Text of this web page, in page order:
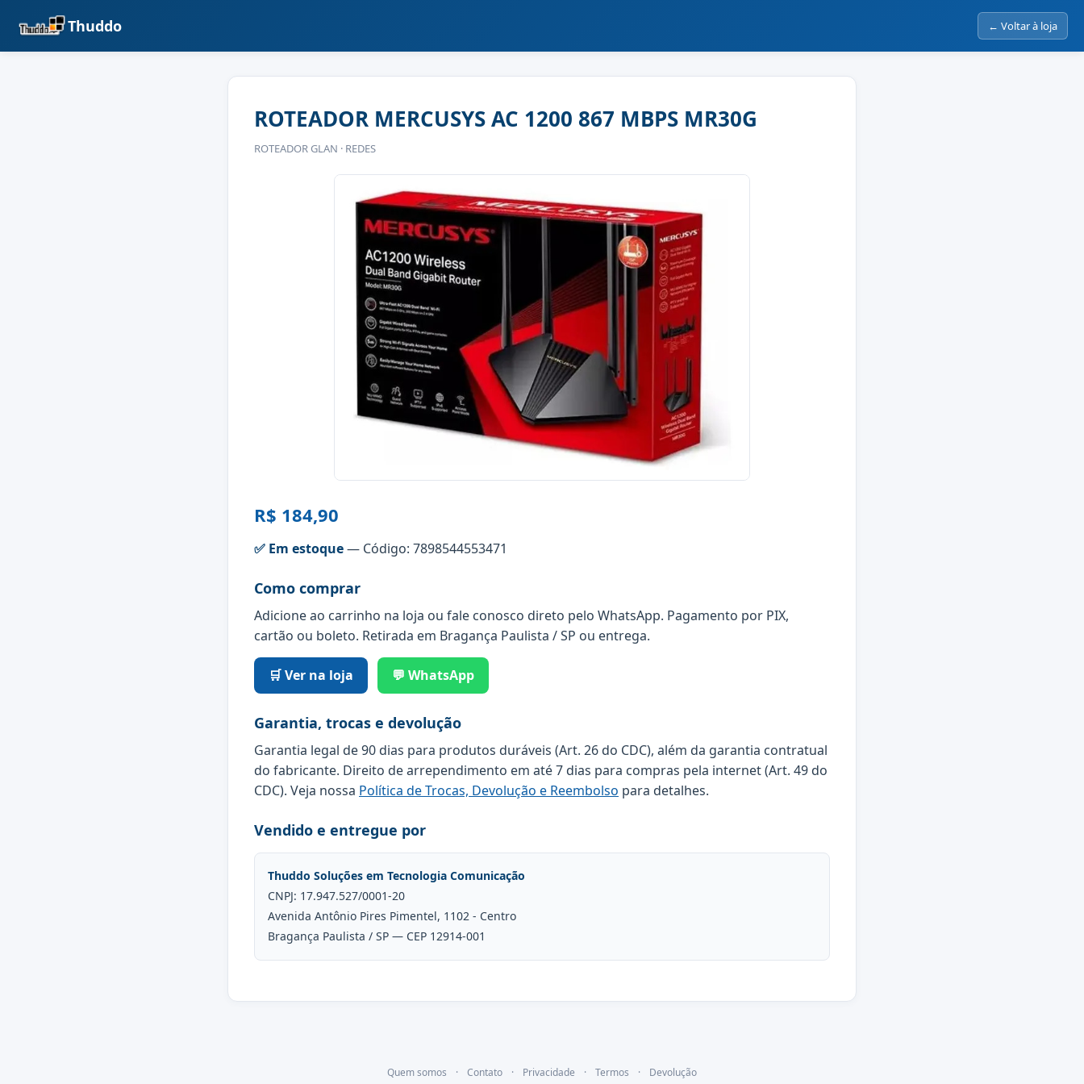
Thuddo ← Voltar à loja
ROTEADOR MERCUSYS AC 1200 867 MBPS MR30G
ROTEADOR GLAN · REDES
R$ 184,90
✅ Em estoque— Código: 7898544553471
Como comprar
Adicione ao carrinho na loja ou fale conosco direto pelo WhatsApp. Pagamento por PIX,
cartão ou boleto. Retirada em Bragança Paulista / SP ou entrega.
🛒 Ver na loja 💬 WhatsApp
Garantia, trocas e devolução
Garantia legal de 90 dias para produtos duráveis (Art. 26 do CDC), além da garantia contratual
do fabricante. Direito de arrependimento em até 7 dias para compras pela internet (Art. 49 do
CDC). Veja nossa Política de Trocas, Devolução e Reembolso para detalhes.
Vendido e entregue por
Thuddo Soluções em Tecnologia Comunicação
CNPJ: 17.947.527/0001-20
Avenida Antônio Pires Pimentel, 1102 - Centro
Bragança Paulista / SP — CEP 12914-001
Quem somos · Contato · Privacidade · Termos · Devolução